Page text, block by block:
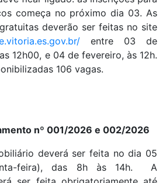
começa no próximo dia 03. As
deverão ser feitas no site
entre 03 de
12h00, e 04 de fevereiro, às 12h.
106 vagas.
nº 001/2026 e 002/2026
deverá ser feita no dia 05
feira), das 8h às 14h. A